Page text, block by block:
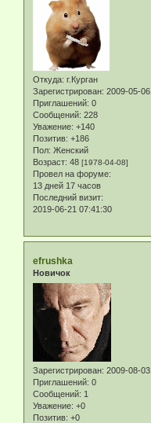
Откуда: г.Курган
Зарегистрирован: 2009-05-06
Приглашений: 0
Сообщений: 228
Уважение: +140
Позитив: +186
Пол: Женский
Возраст: 48 [1978-04-08]
Провел на форуме:
13 дней 17 часов
Последний визит:
2019-06-21 07:41:30
efrushka
Новичок
Зарегистрирован: 2009-08-03
Приглашений: 0
Сообщений: 1
Уважение: +0
Позитив: +0